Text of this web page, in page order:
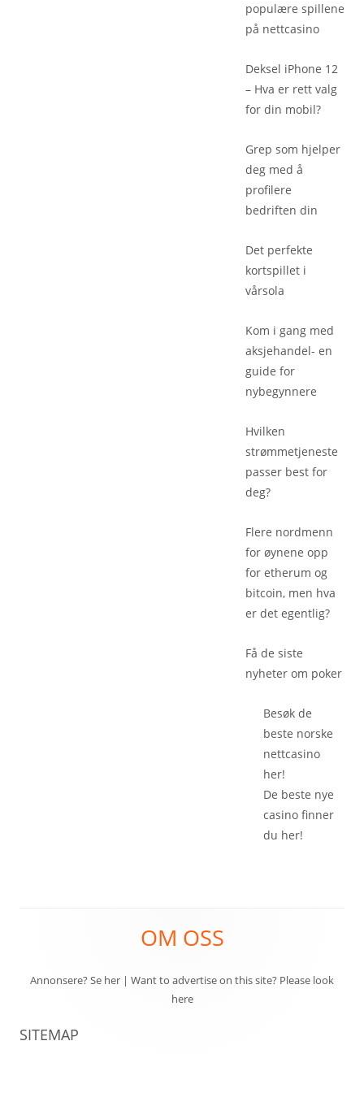
populære spillene
på nettcasino
Deksel iPhone 12
– Hva er rett valg
for din mobil?
Grep som hjelper
deg med å
profilere
bedriften din
Det perfekte
kortspillet i
vårsola
Kom i gang med
aksjehandel- en
guide for
nybegynnere
Hvilken
strømmetjeneste
passer best for
deg?
Flere nordmenn
for øynene opp
for etherum og
bitcoin, men hva
er det egentlig?
Få de siste
nyheter om poker
Besøk de
beste norske
nettcasino
her!
De beste nye
casino finner
du her!
OM OSS
Annonsere? Se her | Want to advertise on this site? Please look
here
SITEMAP